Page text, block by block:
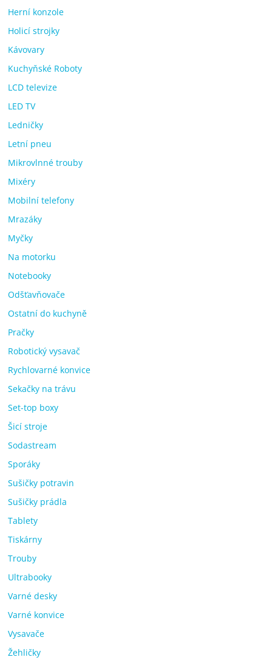
Herní konzole
Holicí strojky
Kávovary
Kuchyňské Roboty
LCD televize
LED TV
Ledničky
Letní pneu
Mikrovlnné trouby
Mixéry
Mobilní telefony
Mrazáky
Myčky
Na motorku
Notebooky
Odšťavňovače
Ostatní do kuchyně
Pračky
Robotický vysavač
Rychlovarné konvice
Sekačky na trávu
Set-top boxy
Šicí stroje
Sodastream
Sporáky
Sušičky potravin
Sušičky prádla
Tablety
Tiskárny
Trouby
Ultrabooky
Varné desky
Varné konvice
Vysavače
Žehličky